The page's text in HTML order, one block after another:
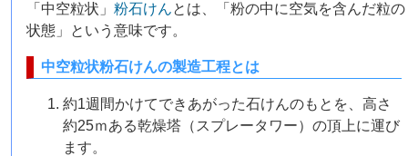
「中空粒状」粉石けんとは、「粉の中に空気を含んだ粒の
状態」という意味です。
中空粒状粉石けんの製造工程とは
約1週間かけてできあがった石けんのもとを、高さ
約25ｍある乾燥塔（スプレータワー）の頂上に運び
ます。